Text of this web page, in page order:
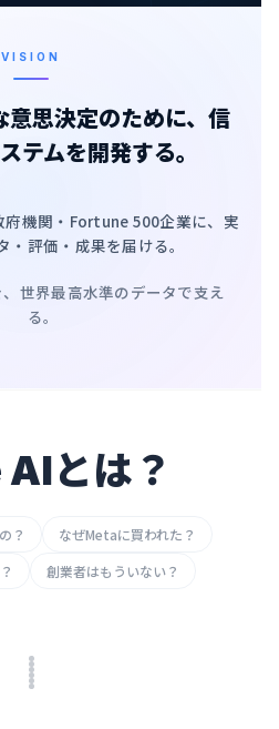
VISION
意思決定のために、信
テムを開発する。
機関・Fortune 500企業に、実
・評価・成果を届ける。
世界最高水準のデータで支え
る。
とは？
？
なぜMetaに買われた？
創業者はもういない？